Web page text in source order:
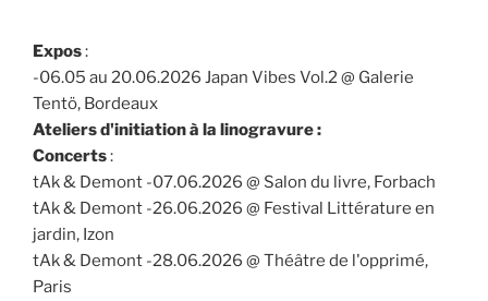
Expos:
-06.05 au 20.06.2026 Japan Vibes Vol.2 @ Galerie
Tentö, Bordeaux
Ateliers d'initiation à la linogravure :
Concerts:
tAk & Demont -07.06.2026 @ Salon du livre, Forbach
tAk & Demont -26.06.2026 @ Festival Littérature en
jardin, Izon
tAk & Demont -28.06.2026 @ Théâtre de l'opprimé,
Paris